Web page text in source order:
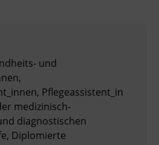
und
Pflegeassistent_in
medizinisch-
diagnostischen
Diplomierte